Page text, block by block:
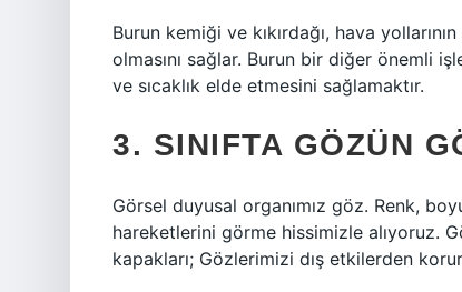
Burun kemiği ve kıkırdağı, hava
olmasını sağlar. Burun bir diğer önemli
ve sıcaklık elde etmesini sağlamaktır.
3. SINIFTA GÖZÜN
Görsel duyusal organımız göz. Renk,
hareketlerini görme hissimizle alıyoruz.
kapakları; Gözlerimizi dış etkilerden